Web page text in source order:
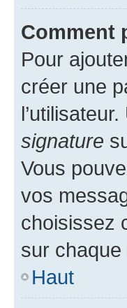
Comment
Pour
créer une
signature
Vous
vos
choisissez
sur chaque
Haut